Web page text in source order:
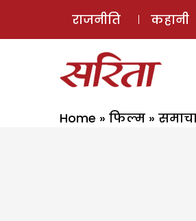
राजनीति कहानी
Home » फिल्म »